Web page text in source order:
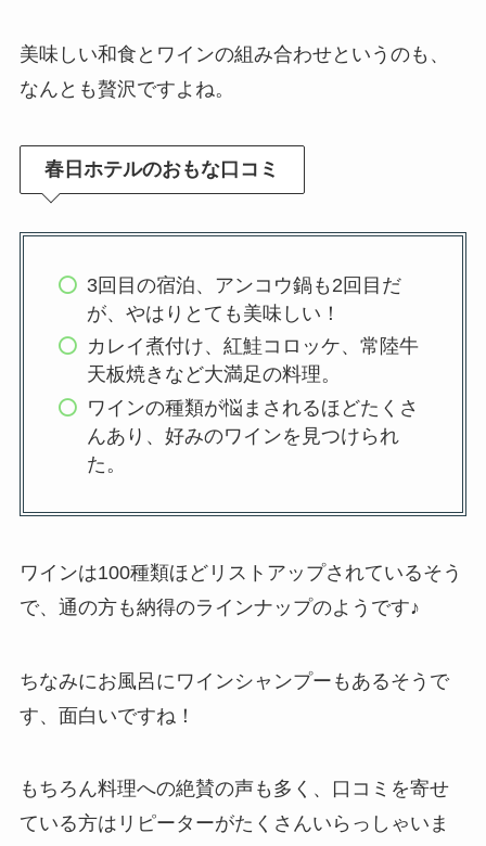
美味しい和食とワインの組み合わせというのも、
なんとも贅沢ですよね。
春日ホテルのおもな口コミ
3回目の宿泊、アンコウ鍋も2回目だ
が、やはりとても美味しい！
カレイ煮付け、紅鮭コロッケ、常陸牛
天板焼きなど大満足の料理。
ワインの種類が悩まされるほどたくさ
んあり、好みのワインを見つけられ
た。
ワインは100種類ほどリストアップされているそう
で、通の方も納得のラインナップのようです♪
ちなみにお風呂にワインシャンプーもあるそうで
す、面白いですね！
もちろん料理への絶賛の声も多く、口コミを寄せ
ている方はリピーターがたくさんいらっしゃいま